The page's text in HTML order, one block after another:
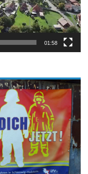
01:58